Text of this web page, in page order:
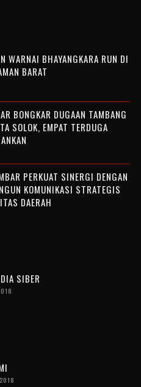
WARNAI BHAYANGKARA RUN DI
BARAT
BONGKAR DUGAAN TAMBANG
SOLOK, EMPAT TERDUGA
PERKUAT SINERGI DENGAN
KOMUNIKASI STRATEGIS
DAERAH
SIBER